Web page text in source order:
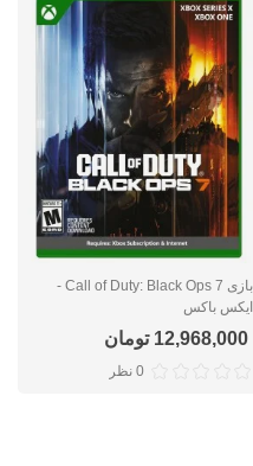
بازی Call of Duty: Black Ops 7 -
ایکس باکس
12,968,000 تومان
0 نظر